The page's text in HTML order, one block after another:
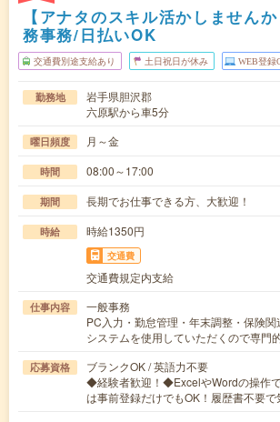
【アナタのスキル活かしません
務事務/日払いOK
交通費別途支給あり 土日祝日が休み WEB登録
勤務地
岩手県胆沢郡
六原駅から車5分
曜日頻度 月～金
時間 08:00～17:00
期間 長期でお仕事できる方、大歓迎！
時給 時給1350円
交通費
交通費規定内支給
仕事内容
一般事務
PC入力・勤怠管理・年末調整・保険
システムを使用していただくので専門
応募資格
ブランクOK / 英語力不要
◆経験者歓迎！◆ExcelやWordの操作
は事前登録だけでもOK！履歴書不要